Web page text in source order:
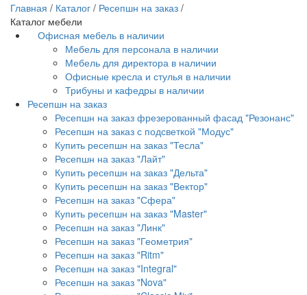
Главная / Каталог / Ресепшн на заказ /
Каталог мебели
Офисная мебель в наличии
Мебель для персонала в наличии
Мебель для директора в наличии
Офисные кресла и стулья в наличии
Трибуны и кафедры в наличии
Ресепшн на заказ
Ресепшн на заказ фрезерованный фасад "Резонанс"
Ресепшн на заказ с подсветкой "Модус"
Купить ресепшн на заказ "Тесла"
Ресепшн на заказ "Лайт"
Купить ресепшн на заказ "Дельта"
Купить ресепшн на заказ "Вектор"
Ресепшн на заказ "Сфера"
Купить ресепшн на заказ "Master"
Ресепшн на заказ "Линк"
Ресепшн на заказ "Геометрия"
Ресепшн на заказ "Ritm"
Ресепшн на заказ "Integral"
Ресепшн на заказ "Nova"